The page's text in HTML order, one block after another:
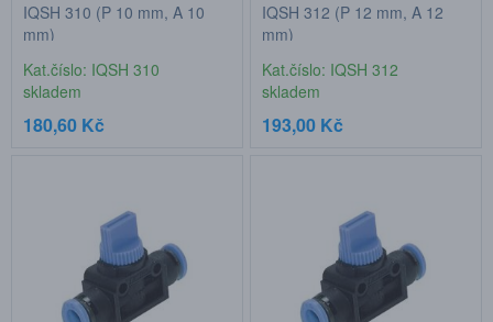
IQSH 310 (P 10 mm, A 10
mm)
Kat.číslo: IQSH 310
skladem
180,60 Kč
IQSH 312 (P 12 mm, A 12
mm)
Kat.číslo: IQSH 312
skladem
193,00 Kč